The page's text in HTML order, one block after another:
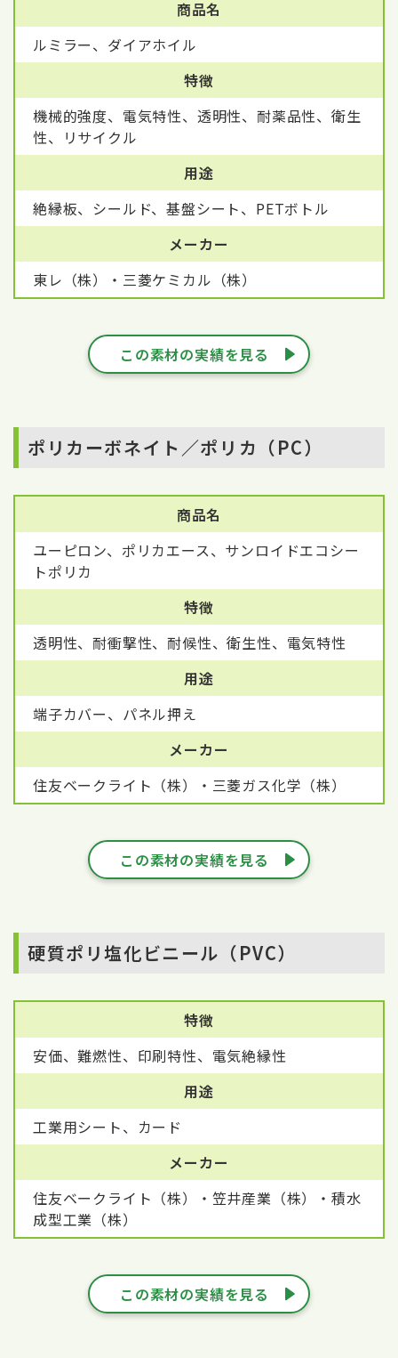
商品名
ルミラー、ダイアホイル
特徴
機械的強度、電気特性、透明性、耐薬品性、衛生
性、リサイクル
用途
絶縁板、シールド、基盤シート、PETボトル
メーカー
東レ（株）・三菱ケミカル（株）
この素材の実績を見る
ポリカーボネイト／ポリカ（PC）
商品名
ユーピロン、ポリカエース、サンロイドエコシー
トポリカ
特徴
透明性、耐衝撃性、耐候性、衛生性、電気特性
用途
端子カバー、パネル押え
メーカー
住友ベークライト（株）・三菱ガス化学（株）
この素材の実績を見る
硬質ポリ塩化ビニール（PVC）
特徴
安価、難燃性、印刷特性、電気絶縁性
用途
工業用シート、カード
メーカー
住友ベークライト（株）・笠井産業（株）・積水
成型工業（株）
この素材の実績を見る